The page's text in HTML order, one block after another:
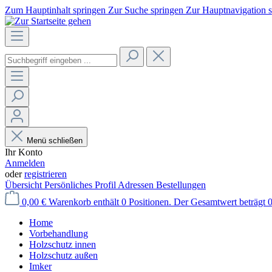
Zum Hauptinhalt springen Zur Suche springen Zur Hauptnavigation
Menü schließen
Ihr Konto
Anmelden
oderregistrieren
Übersicht Persönliches Profil Adressen Bestellungen
0,00 € Warenkorb enthält 0 Positionen. Der Gesamtwert beträgt
Home
Vorbehandlung
Holzschutz innen
Holzschutz außen
Imker